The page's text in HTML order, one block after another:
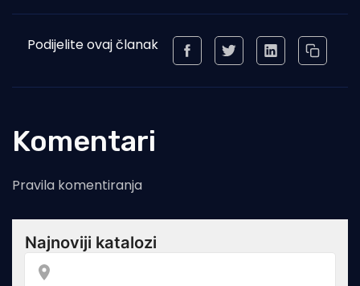
Podijelite ovaj članak
Komentari
Pravila komentiranja